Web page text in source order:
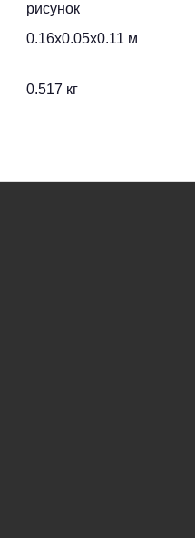
рисунок
0.16x0.05x0.11 м
0.517 кг